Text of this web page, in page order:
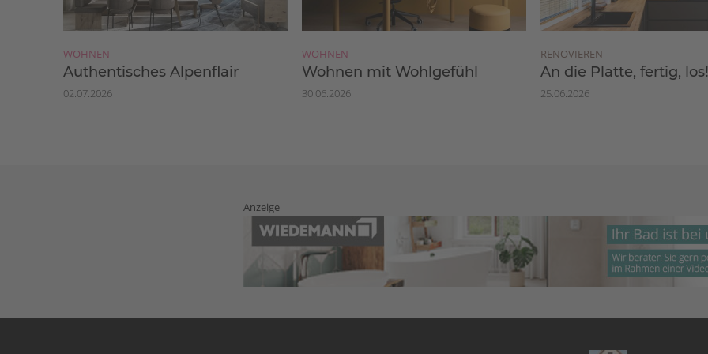
WOHNEN
Authentisches Alpenflair
02.07.2026
WOHNEN
Wohnen mit Wohlgefühl
30.06.2026
RENOVIEREN
An die Platte, fertig,
25.06.2026
Anzeige